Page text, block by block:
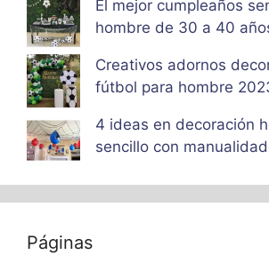
El mejor cumpleaños
hombre de 30 a 40
Creativos adornos
fútbol para hombre
4 ideas en decoración
sencillo con
Páginas